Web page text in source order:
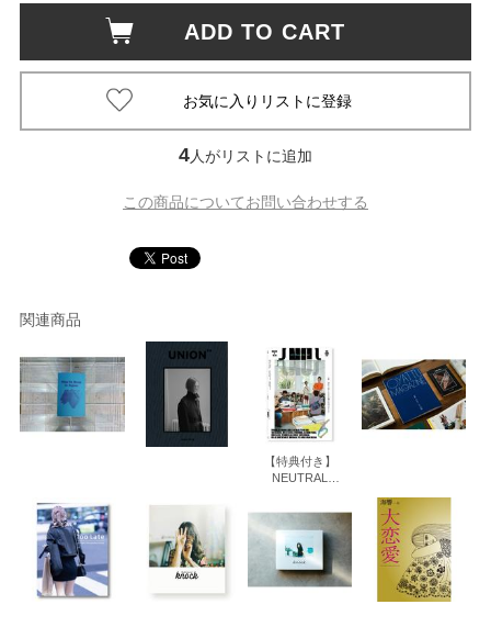
ADD TO CART
4人がリストに追加
この商品についてお問い合わせする
関連商品
【特典付き】
NEUTRAL
感じた あの特別な
時間はなんだ